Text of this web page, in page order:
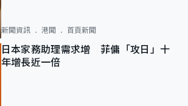
新聞資訊 港聞 首頁新聞
日本家務助理需求增 菲傭「攻日」十
年增長近一倍